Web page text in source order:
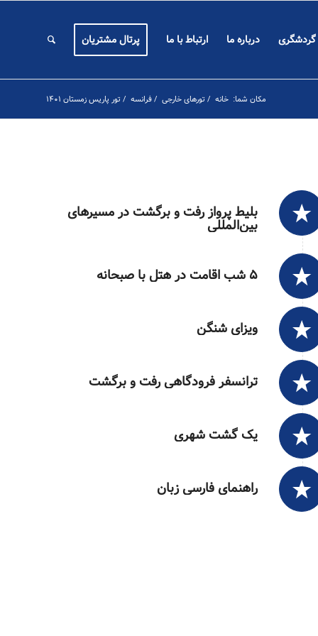
گردشگری درباره ما ارتباط با ما پرتال مشتریان
مکان شما: خانه / تورهای خارجی /فرانسه / تور پاریس زمستان ۱۴۰۱
بلیط پرواز رفت و برگشت در مسیرهای
بین‌المللی
۵ شب اقامت در هتل با صبحانه
ویزای شنگن
ترانسفر فرودگاهی رفت و برگشت
یک گشت شهری
راهنمای فارسی زبان